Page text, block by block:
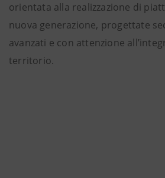
orientata alla realizzazione di
nuova generazione, progettate
avanzati e con attenzione
territorio.